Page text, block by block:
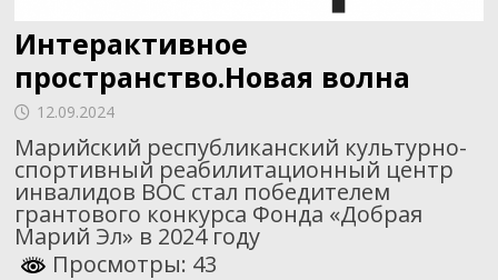
Интерактивное
пространство.Новая волна
12.09.2024
Марийский республиканский культурно-
спортивный реабилитационный центр
инвалидов ВОС стал победителем
грантового конкурса Фонда «Добрая
Марий Эл» в 2024 году
Просмотры: 43